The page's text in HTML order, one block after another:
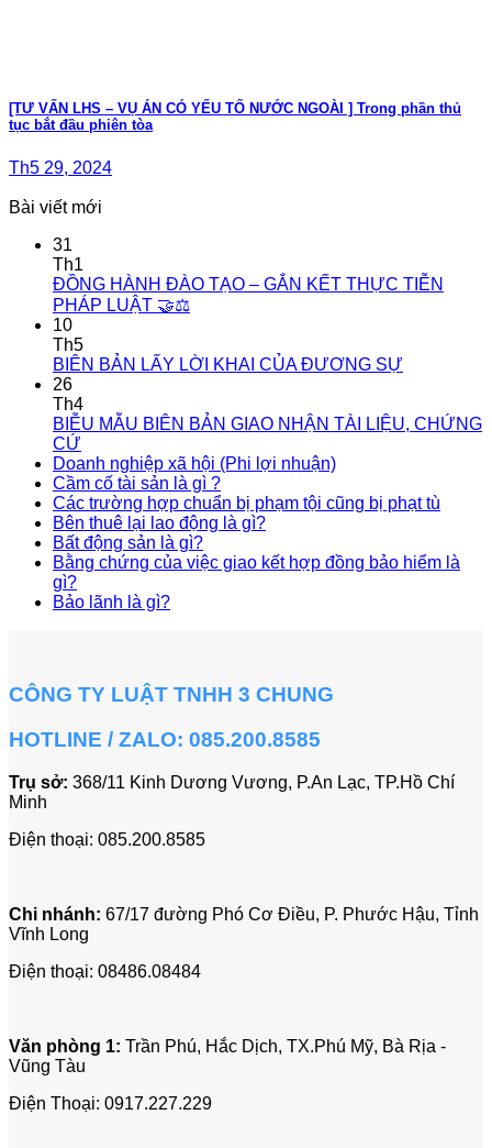
[TƯ VẤN LHS – VỤ ÁN CÓ YẾU TỐ NƯỚC NGOÀI ] Trong phần thủ
tục bắt đầu phiên tòa
Th5 29, 2024
Bài viết mới
31
Th1
ĐỒNG HÀNH ĐÀO TẠO – GẮN KẾT THỰC TIỄN
PHÁP LUẬT 🤝⚖️
10
Th5
BIÊN BẢN LẤY LỜI KHAI CỦA ĐƯƠNG SỰ
26
Th4
BIỄU MẪU BIÊN BẢN GIAO NHẬN TÀI LIỆU, CHỨNG
CỨ
Doanh nghiệp xã hội (Phi lợi nhuận)
Cầm cố tài sản là gì ?
Các trường hợp chuẩn bị phạm tội cũng bị phạt tù
Bên thuê lại lao động là gì?
Bất động sản là gì?
Bằng chứng của việc giao kết hợp đồng bảo hiểm là
gì?
Bảo lãnh là gì?
CÔNG TY LUẬT TNHH 3 CHUNG
HOTLINE / ZALO: 085.200.8585
Trụ sở: 368/11 Kinh Dương Vương, P.An Lạc, TP.Hồ Chí
Minh
Điện thoại: 085.200.8585
Chi nhánh: 67/17 đường Phó Cơ Điều, P. Phước Hậu, Tỉnh
Vĩnh Long
Điện thoại: 08486.08484
Văn phòng 1: Trần Phú, Hắc Dịch, TX.Phú Mỹ, Bà Rịa -
Vũng Tàu
Điện Thoại: 0917.227.229